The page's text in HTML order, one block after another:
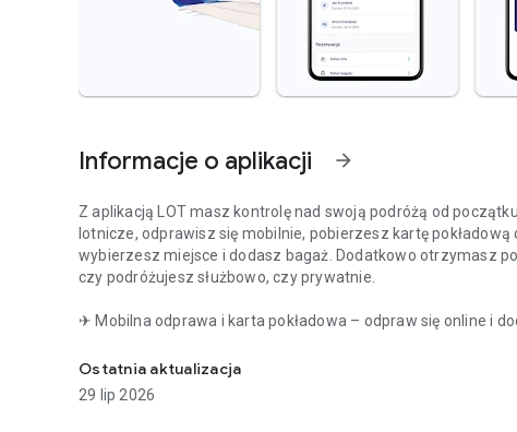
Informacje o aplikacji arrow_forward
Z aplikacją LOT masz kontrolę nad swoją podróżą od
lotnicze, odprawisz się mobilnie, pobierzesz kartę
wybierzesz miejsce i dodasz bagaż. Dodatkowo otrzymasz
czy podróżujesz służbowo, czy prywatnie.
✈ Mobilna odprawa i karta pokładowa – odpraw się online i
✈ Zarządzanie rezerwacjami – zmieniaj miejsca, dodawaj
✈ Wyszukiwanie i rezerwacja lotów – sprawdzaj dostępne
✈ Sprawdzanie statusu lotu – śledź loty w czasie
Ostatnia aktualizacja
29 lip 2026